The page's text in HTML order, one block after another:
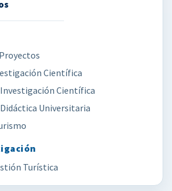
Científica
Científica
Universitaria
Turística